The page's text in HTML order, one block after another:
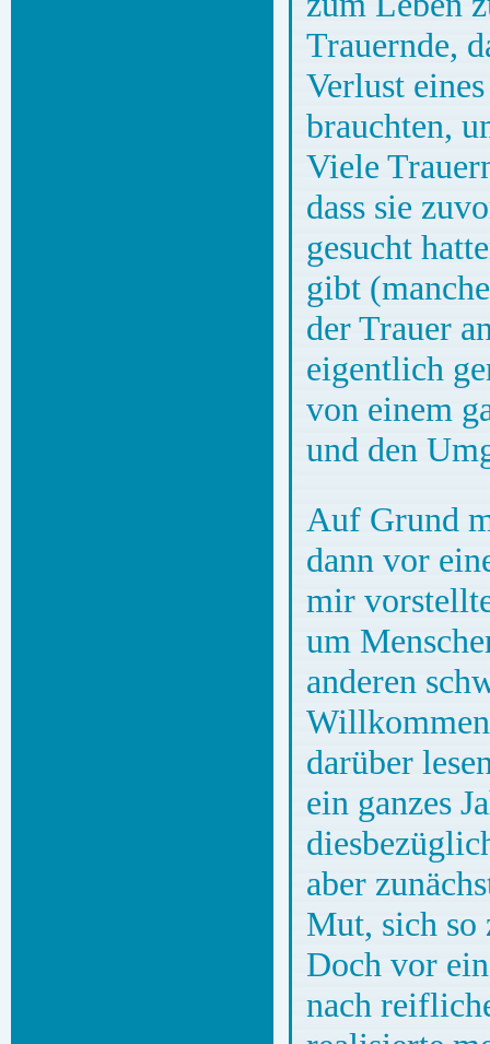
Trauernde,
Verlust
brauchten,
Viele
dass sie
gesucht
gibt
der Trauer
eigentlich
von einem
und den
Auf Grund
dann vor
mir
um
anderen
darüber
ein ganzes
aber
Mut, sich so
Doch vor
nach